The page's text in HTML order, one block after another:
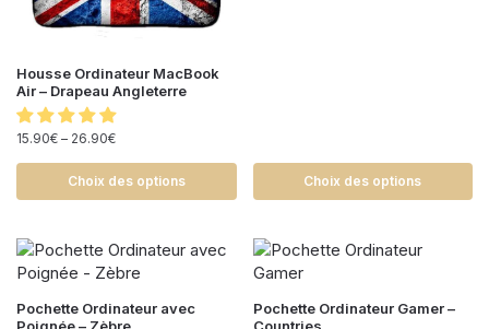
Housse Ordinateur MacBook
Air – Drapeau Angleterre
15.90€ – 26.90€
Choix des options Choix des options
Pochette Ordinateur avec
Pochette Ordinateur Gamer –